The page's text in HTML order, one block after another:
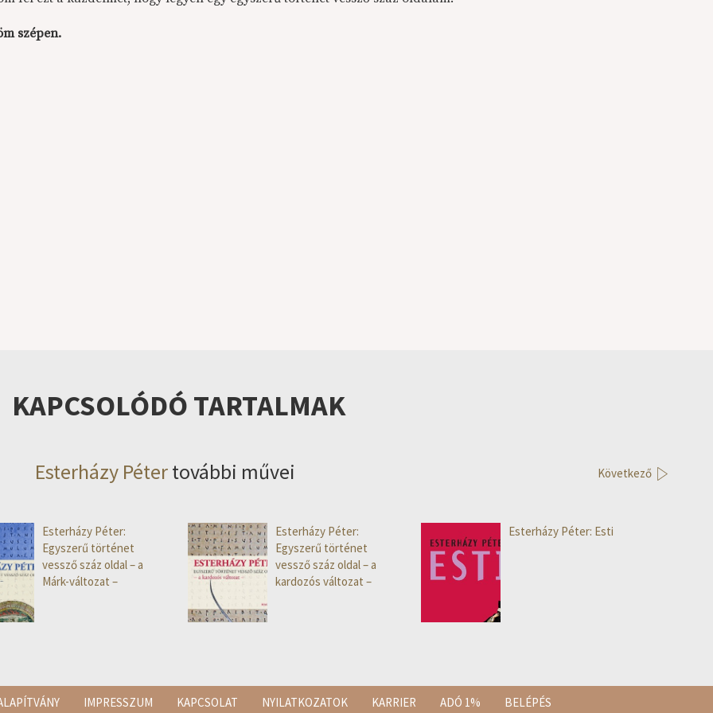
szépen.
KAPCSOLÓDÓ TARTALMAK
Esterházy Pétertovábbi művei Következő
Esterházy Péter:
Egyszerű történet
vessző száz oldal – a
Márk-változat –
Esterházy Péter:
Egyszerű történet
vessző száz oldal – a
kardozós változat –
Esterházy Péter: Esti
IMPRESSZUM KAPCSOLAT NYILATKOZATOK KARRIER ADÓ 1% BELÉPÉS